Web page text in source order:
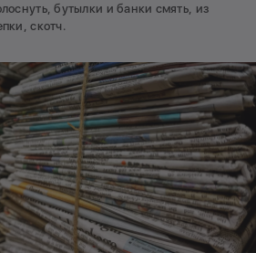
бутылки и банки смять, из
скотч.